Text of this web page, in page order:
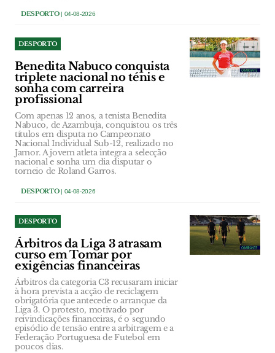
DESPORTO| 04-08-2026
DESPORTO
Benedita Nabuco conquista
triplete nacional no ténis e
sonha com carreira
profissional
Com apenas 12 anos, a tenista Benedita
Nabuco, de Azambuja, conquistou os três
títulos em disputa no Campeonato
Nacional Individual Sub-12, realizado no
Jamor. A jovem atleta integra a selecção
nacional e sonha um dia disputar o
torneio de Roland Garros.
DESPORTO| 04-08-2026
DESPORTO
Árbitros da Liga 3 atrasam
curso em Tomar por
exigências financeiras
Árbitros da categoria C3 recusaram iniciar
à hora prevista a acção de reciclagem
obrigatória que antecede o arranque da
Liga 3. O protesto, motivado por
reivindicações financeiras, é o segundo
episódio de tensão entre a arbitragem e a
Federação Portuguesa de Futebol em
poucos dias.